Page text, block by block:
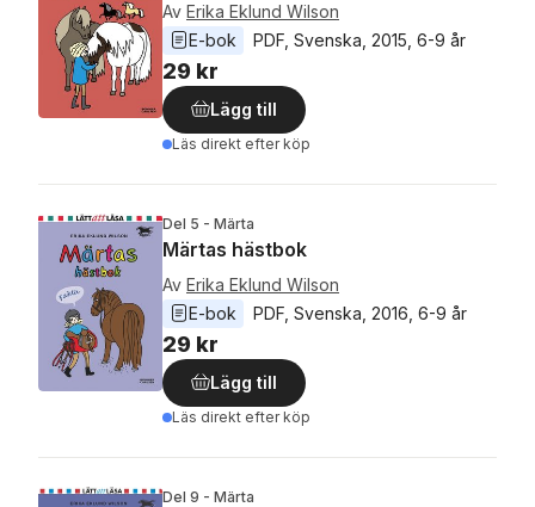
Av Erika Eklund Wilson
E-bok
PDF Svenska 2015 6-9 år
29 kr
Lägg till
Läs direkt efter köp
Del 5 - Märta
Märtas hästbok
Av Erika Eklund Wilson
E-bok
PDF Svenska 2016 6-9 år
29 kr
Lägg till
Läs direkt efter köp
Del 9 - Märta